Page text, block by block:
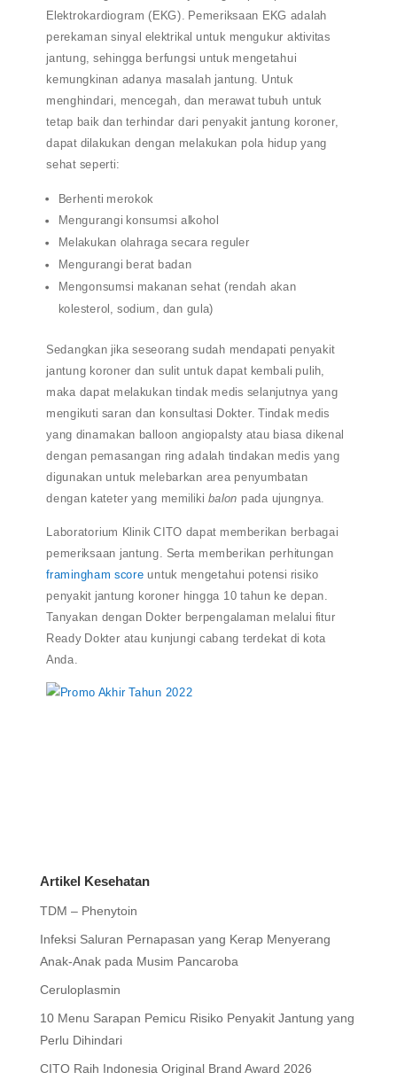
Elektrokardiogram (EKG). Pemeriksaan EKG adalah
perekaman sinyal elektrikal untuk mengukur aktivitas
jantung, sehingga berfungsi untuk mengetahui
kemungkinan adanya masalah jantung. Untuk
menghindari, mencegah, dan merawat tubuh untuk
tetap baik dan terhindar dari penyakit jantung koroner,
dapat dilakukan dengan melakukan pola hidup yang
sehat seperti:
Berhenti merokok
Mengurangi konsumsi alkohol
Melakukan olahraga secara reguler
Mengurangi berat badan
Mengonsumsi makanan sehat (rendah akan
kolesterol, sodium, dan gula)
Sedangkan jika seseorang sudah mendapati penyakit
jantung koroner dan sulit untuk dapat kembali pulih,
maka dapat melakukan tindak medis selanjutnya yang
mengikuti saran dan konsultasi Dokter. Tindak medis
yang dinamakan balloon angiopalsty atau biasa dikenal
dengan pemasangan ring adalah tindakan medis yang
digunakan untuk melebarkan area penyumbatan
dengan kateter yang memiliki balon pada ujungnya.
Laboratorium Klinik CITO dapat memberikan berbagai
pemeriksaan jantung. Serta memberikan perhitungan
framingham score untuk mengetahui potensi risiko
penyakit jantung koroner hingga 10 tahun ke depan.
Tanyakan dengan Dokter berpengalaman melalui fitur
Ready Dokter atau kunjungi cabang terdekat di kota
Anda.
Artikel Kesehatan
TDM – Phenytoin
Infeksi Saluran Pernapasan yang Kerap Menyerang
Anak-Anak pada Musim Pancaroba
Ceruloplasmin
10 Menu Sarapan Pemicu Risiko Penyakit Jantung yang
Perlu Dihindari
CITO Raih Indonesia Original Brand Award 2026